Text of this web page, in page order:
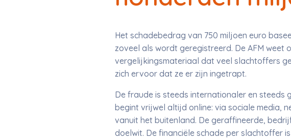
Het schadebedrag van 750 miljoen euro
zoveel als wordt geregistreerd. De AFM weet
vergelijkingsmateriaal dat veel slachtoffers
zich ervoor dat ze er zijn ingetrapt.
De fraude is steeds internationaler en steeds
begint vrijwel altijd online: via sociale media,
vanuit het buitenland. De geraffineerde,
doelwit. De financiële schade per slachtoffer